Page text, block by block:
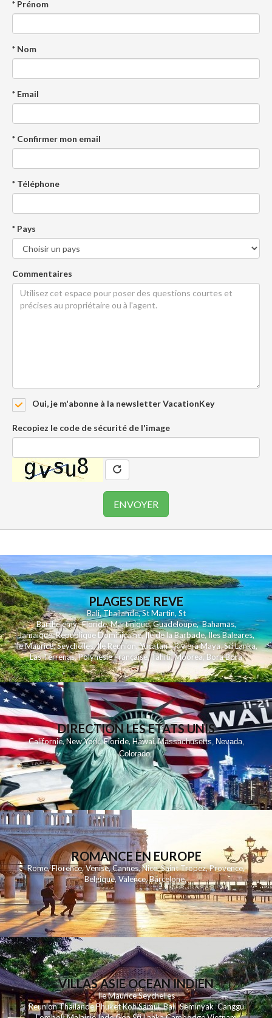
* Prénom
* Nom
* Email
* Confirmer mon email
* Téléphone
* Pays
Commentaires
Oui, je m'abonne à la newsletter VacationKey
Recopiez le code de sécurité de l'image
PLAGES DE REVE
Bali,Thailande,St Martin,St
Barthelemy,Floride,Martinique,Guadeloupe,Bahamas,
Jamaique,Republique Dominicaine,Ile de la Barbade,Iles Baleares,
Ile Maurice,Seychelles,Ile Reunion,Yucatan - Riviera Maya,Sri Lanka,
Las Terrenas,Polynesie Française,Tahiti,Moorea, Bora Bora
DIRECTION LES ETATS UNIS
Californie,New York,Floride,Hawai,Massachusetts, Nevada,
Colorado,
ROMANCE EN EUROPE
Rome,Florence,Venise,Cannes,Nice,Saint Tropez,Provence,
Belgique,Valence,Barcelone,
VILLAS ASIE OCEAN INDIEN
Ile MauriceSeychelles
ReunionThailandePhuketKohSamui Bali SeminyakCanggu